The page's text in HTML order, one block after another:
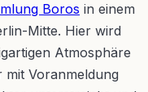
Boros in einem
Mitte. Hier wird
Atmosphäre
mit Voranmeldung